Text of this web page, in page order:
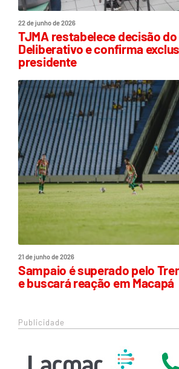
22 de junho de 2026
TJMA restabelece decisão
Deliberativo e confirma
presidente
21 de junho de 2026
Sampaio é superado pelo
e buscará reação em Macapá
Publicidade